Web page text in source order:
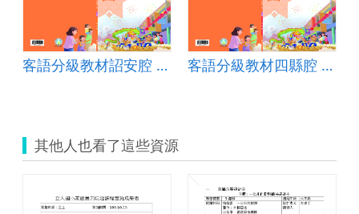
客語分級教材詔安腔 第三級第五冊(下冊) 客語分級教材四縣腔 第三級第五冊(下冊)
其他人也看了這些資源